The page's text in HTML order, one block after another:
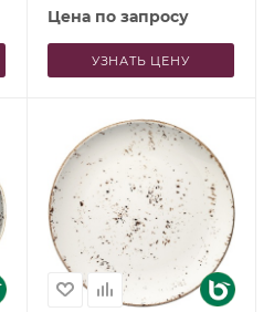
Цена по запросу
УЗНАТЬ ЦЕНУ